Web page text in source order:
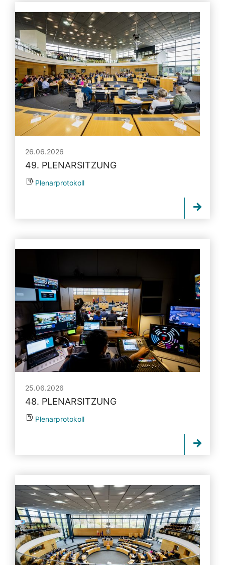
26.06.2026
49. PLENARSITZUNG
Plenarprotokoll
25.06.2026
48. PLENARSITZUNG
Plenarprotokoll